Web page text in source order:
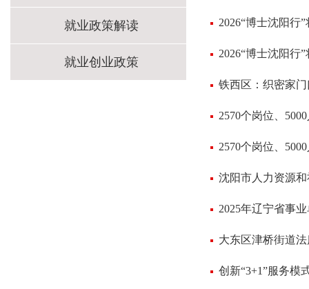
就业政策解读
就业创业政策
2026“博士沈阳行
2026“博士沈阳行
铁西区：织密家
2570个岗位、
2570个岗位、
沈阳市人力资源
2025年辽宁省事
大东区津桥街道
创新“3+1”服务模